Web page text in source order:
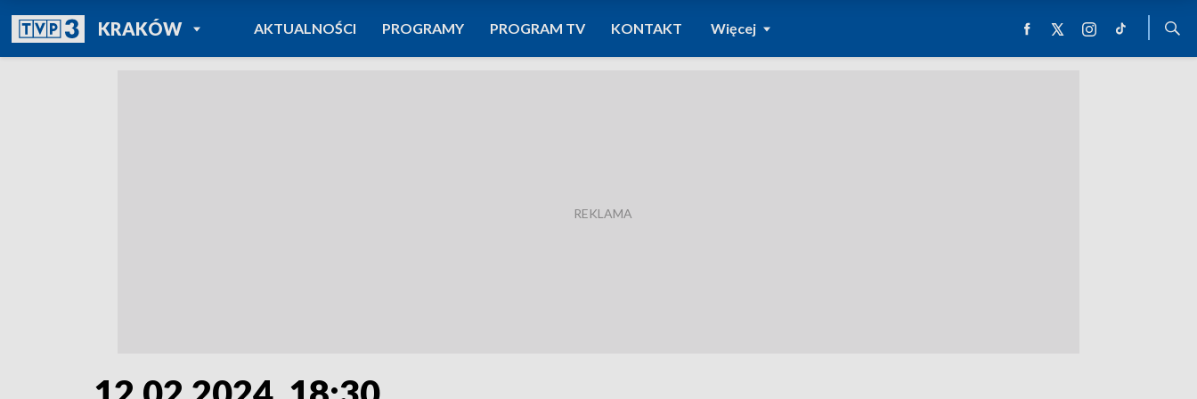
KRAKÓWPOWRÓT DO
TVP REGIONY
AKTUALNOŚCI PROGRAMY PROGRAM TV KONTAKT Więcej